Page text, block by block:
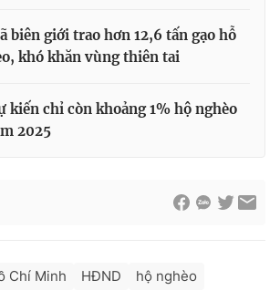
mọi hình thức nếu không có sự chấp
Ghi rõ nguồn VTV.vn khi phát hành lại
biên giới trao hơn 12,6 tấn gạo hỗ
khó khăn vùng thiên tai
kiến chỉ còn khoảng 1% hộ nghèo
2025
Chí Minh HĐND hộ nghèo